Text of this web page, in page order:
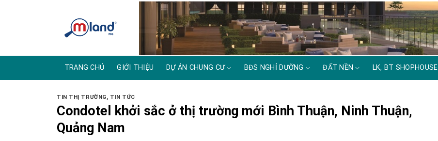
TRANG CHỦ GIỚI THIỆU DỰ ÁN CHUNG CƯ BĐS NGHỈ DƯỠNG ĐẤT NỀN LK, BT SHOPHOUSE
TIN THỊ TRƯỜNG, TIN TỨC
Condotel khởi sắc ở thị trường mới Bình Thuận, Ninh Thuận,
Quảng Nam